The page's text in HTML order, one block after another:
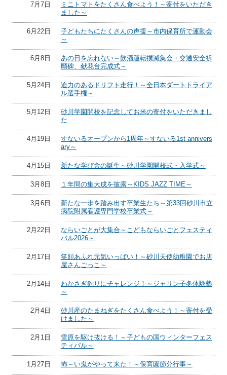
7月7日
ミニトマトをたくさん食べよう！～寄付をいただき
ました～
6月22日
子どもたちにたくさんの声援～市内保育所で運動会
～
6月8日
あの日を忘れない～飲酒運転撲滅集会・交通安全祈
願碑、献花台完成式～
5月24日
迫力のあるドリフト走行！～全日本ダートトライア
ル選手権～
5月12日
砂川学園開校を記念してお米の寄付をいただきまし
た
4月19日
すないるオープンから1周年～すないる1st annivers
ary～
4月15日 新たな学び舎の誕生～砂川学園開校式・入学式～
3月8日 １年間の集大成を披露～KIDS JAZZ TIME～
3月6日
新たな一歩を踏み出す卒業生たち～第33回砂川市立
病院附属看護専門学校卒業式～
2月22日
ならいごとが大集合～こどもならいごとフェスティ
バル2026～
2月17日
笑顔あふれ元気いっぱい！～砂川天使幼稚園でお店
屋さんごっこ～
2月14日
わかさぎ釣りにチャレンジ！～ジャリン子冬体験塾
～
2月4日
砂川産のたまねぎをたくさん食べよう！～寄付を受
けました～
2月1日
雪原を駆け抜ける！～子どもの国ウィンターフェス
ティバル～
1月27日 怖～い鬼がやって来た！～保育園節分行事～